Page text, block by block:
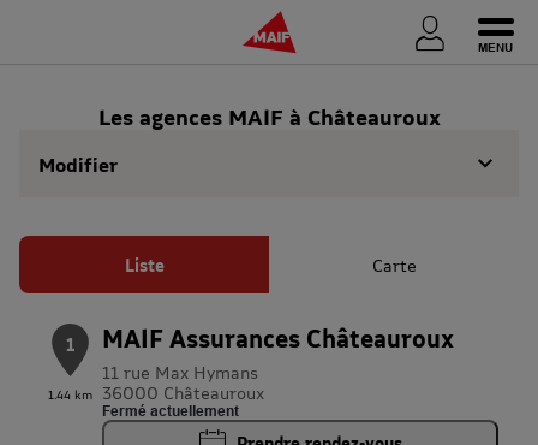
Les agences MAIF à Châteauroux
Modifier
Liste Carte
1
1.44 km
MAIF Assurances Châteauroux
11 rue Max Hymans
36000 Châteauroux
Fermé actuellement